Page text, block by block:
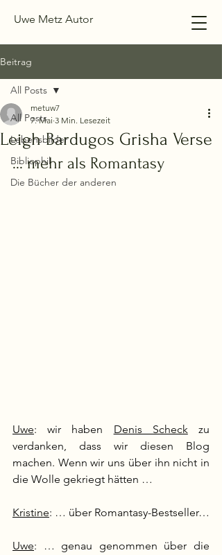
Uwe Metz Autor
Beitrag
All Posts
Lebensbilder
Bibliophil
Die Bücher der anderen
All Posts
Leigh Bardugos Grisha Verse
metuw7
7. Mai 3 Min. Lesezeit
... mehr als Romantasy
Uwe: wir haben Denis Scheck zu
verdanken, dass wir diesen Blog
machen. Wenn wir uns über ihn nicht in
die Wolle gekriegt hätten …
Kristine: … über Romantasy-Bestseller…
Uwe: … genau genommen über die